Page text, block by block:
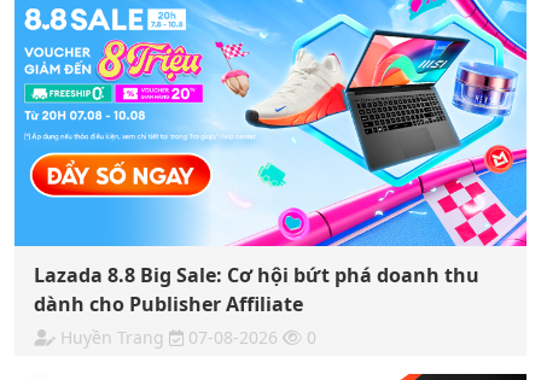
Lazada 8.8 Big Sale: Cơ hội bứt phá doanh thu
dành cho Publisher Affiliate
Huyền Trang 07-08-2026 0